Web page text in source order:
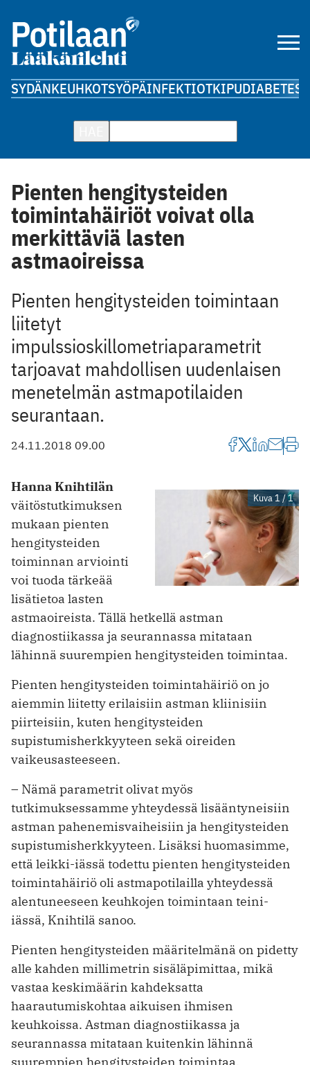
SYDÄNKEUHKOTSYÖPÄINFEKTIOTKIPUDIABETES
Pienten hengitysteiden
toimintahäiriöt voivat olla
merkittäviä lasten
astmaoireissa
Pienten hengitysteiden toimintaan
liitetyt
impulssioskillometriaparametrit
tarjoavat mahdollisen uudenlaisen
menetelmän astmapotilaiden
seurantaan.
24.11.2018 09.00
Kuva 1 / 1
Hanna Knihtilän
väitöstutkimuksen
mukaan pienten
hengitysteiden
toiminnan arviointi
voi tuoda tärkeää
lisätietoa lasten
astmaoireista. Tällä hetkellä astman
diagnostiikassa ja seurannassa mitataan
lähinnä suurempien hengitysteiden toimintaa.
Pienten hengitysteiden toimintahäiriö on jo
aiemmin liitetty erilaisiin astman kliinisiin
piirteisiin, kuten hengitysteiden
supistumisherkkyyteen sekä oireiden
vaikeusasteeseen.
– Nämä parametrit olivat myös
tutkimuksessamme yhteydessä lisääntyneisiin
astman pahenemisvaiheisiin ja hengitysteiden
supistumisherkkyyteen. Lisäksi huomasimme,
että leikki-iässä todettu pienten hengitysteiden
toimintahäiriö oli astmapotilailla yhteydessä
alentuneeseen keuhkojen toimintaan teini-
iässä, Knihtilä sanoo.
Pienten hengitysteiden määritelmänä on pidetty
alle kahden millimetrin sisäläpimittaa, mikä
vastaa keskimäärin kahdeksatta
haarautumiskohtaa aikuisen ihmisen
keuhkoissa. Astman diagnostiikassa ja
seurannassa mitataan kuitenkin lähinnä
suurempien hengitysteiden toimintaa.